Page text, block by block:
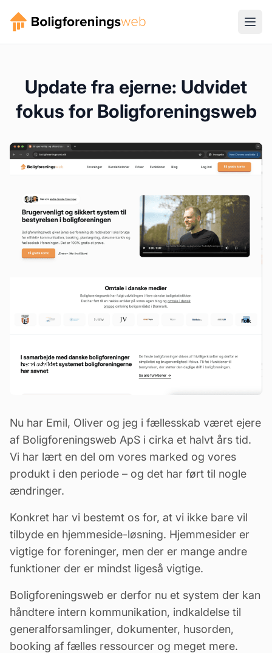
Update fra ejerne: Udvidet
fokus for Boligforeningsweb
Bo Møller
20 feb, 2025
Nu har Emil, Oliver og jeg i fællesskab været ejere
af Boligforeningsweb ApS i cirka et halvt års tid.
Vi har lært en del om vores marked og vores
produkt i den periode – og det har ført til nogle
ændringer.
Konkret har vi bestemt os for, at vi ikke bare vil
tilbyde en hjemmeside-løsning. Hjemmesider er
vigtige for foreninger, men der er mange andre
funktioner der er mindst ligeså vigtige.
Boligforeningsweb er derfor nu et system der kan
håndtere intern kommunikation, indkaldelse til
generalforsamlinger, dokumenter, husorden,
booking af fælles ressourcer og meget mere.